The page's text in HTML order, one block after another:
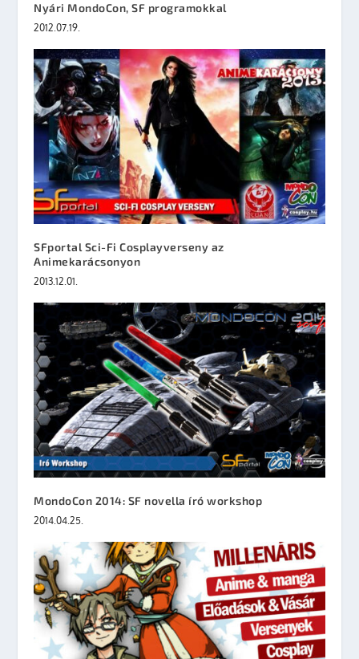
Nyári MondoCon, SF programokkal
2012.07.19.
SFportal Sci-Fi Cosplayverseny az
Animekarácsonyon
2013.12.01.
MondoCon 2014: SF novella író workshop
2014.04.25.